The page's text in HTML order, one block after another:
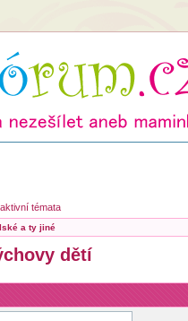
témata
a ty jiné
dětí